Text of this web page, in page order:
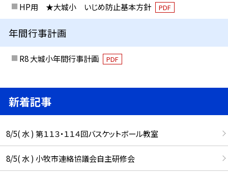
HP用 ★大城小 いじめ防止基本方針 PDF
年間行事計画
R8 大城小年間行事計画 PDF
新着記事
8/5( 水 ) 第１１３・１１４回バスケットボール教室
8/5( 水 ) 小牧市連絡協議会自主研修会